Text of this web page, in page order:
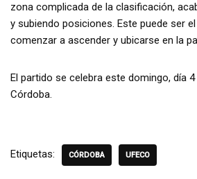
zona complicada de la clasificación,
y subiendo posiciones. Este puede ser
comenzar a ascender y ubicarse en la
El partido se celebra este domingo, día
Córdoba.
Etiquetas: CÓRDOBA UFECO